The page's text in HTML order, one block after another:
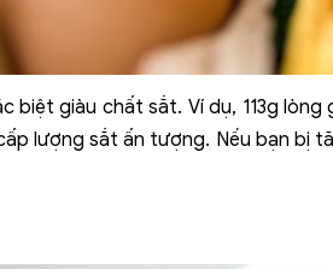
giàu chất sắt. Ví dụ, 113g
lượng sắt ấn tượng. Nếu bạn bị